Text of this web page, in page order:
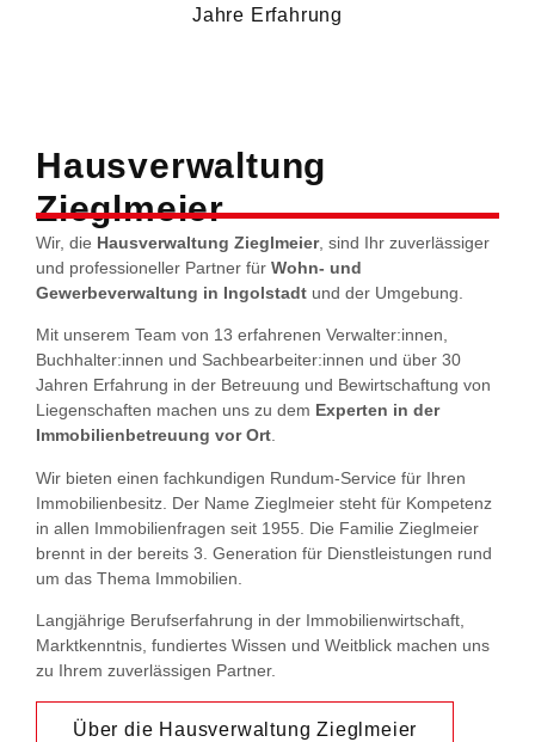
Jahre Erfahrung
Hausverwaltung
Zieglmeier
Wir, die Hausverwaltung Zieglmeier, sind Ihr zuverlässiger
und professioneller Partner für Wohn- und
Gewerbeverwaltung in Ingolstadt und der Umgebung.
Mit unserem Team von 13 erfahrenen Verwalter:innen,
Buchhalter:innen und Sachbearbeiter:innen und über 30
Jahren Erfahrung in der Betreuung und Bewirtschaftung von
Liegenschaften machen uns zu dem Experten in der
Immobilienbetreuung vor Ort.
Wir bieten einen fachkundigen Rundum-Service für Ihren
Immobilienbesitz. Der Name Zieglmeier steht für Kompetenz
in allen Immobilienfragen seit 1955. Die Familie Zieglmeier
brennt in der bereits 3. Generation für Dienstleistungen rund
um das Thema Immobilien.
Langjährige Berufserfahrung in der Immobilienwirtschaft,
Marktkenntnis, fundiertes Wissen und Weitblick machen uns
zu Ihrem zuverlässigen Partner.
Über die Hausverwaltung Zieglmeier